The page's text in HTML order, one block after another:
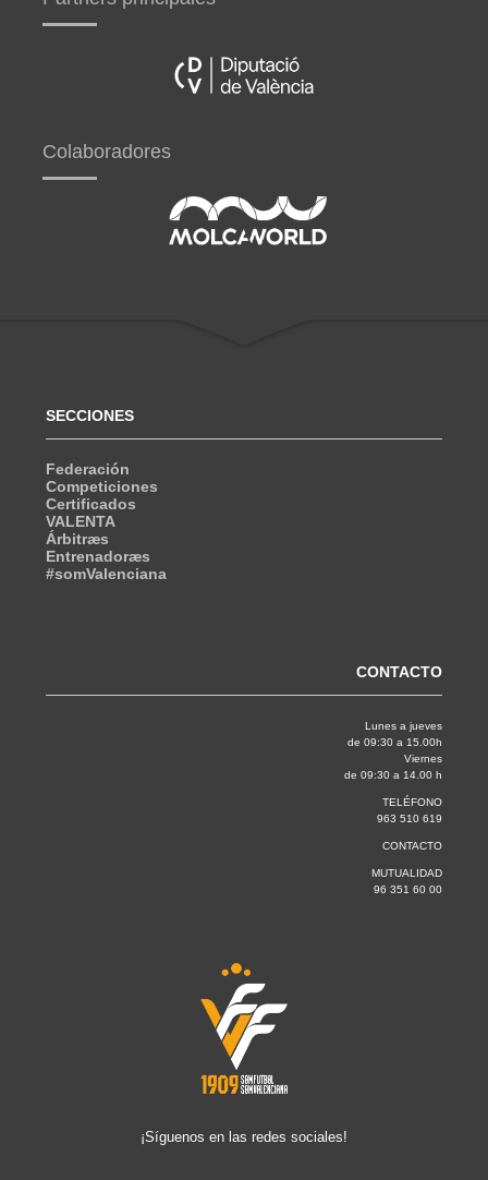
Colaboradores
SECCIONES
Federación
Competiciones
Certificados
VALENTA
Árbitræs
Entrenadoræs
#somValenciana
CONTACTO
Lunes a jueves
de 09:30 a 15.00h
Viernes
de 09:30 a 14.00 h
TELÉFONO
963 510 619
CONTACTO
MUTUALIDAD
96 351 60 00
¡Síguenos en las redes sociales!